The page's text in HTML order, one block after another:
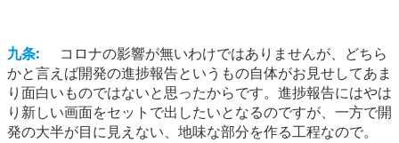
九条:
コロナの影響が無いわけではありませんが、どちら
かと言えば開発の進捗報告というもの自体がお見せしてあま
り面白いものではないと思ったからです。進捗報告にはやは
り新しい画面をセットで出したいとなるのですが、一方で開
発の大半が目に見えない、地味な部分を作る工程なので。